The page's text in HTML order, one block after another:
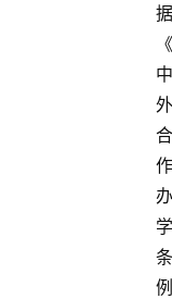
据
《
中
外
合
作
办
学
条
例